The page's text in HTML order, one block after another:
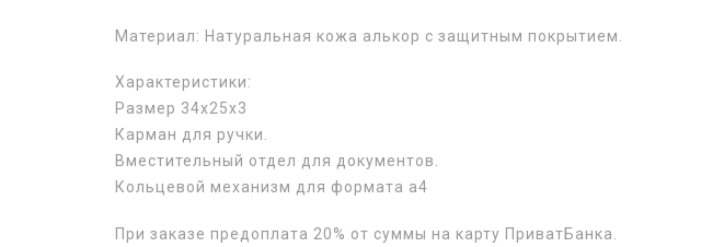
Материал: Натуральная кожа алькор с защитным покрытием.
Характеристики:
Размер 34х25х3
Карман для ручки.
Вместительный отдел для документов.
Кольцевой механизм для формата а4
При заказе предоплата 20% от суммы на карту ПриватБанка.